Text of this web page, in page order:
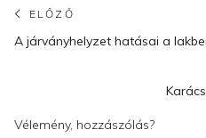
Bejegyzés
navigáció
ELŐZŐ
Előző
A járványhelyzet hatásai a
Vélemény, hozzászólás?